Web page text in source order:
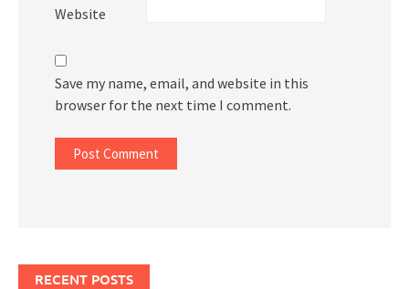
Website
Save my name, email, and website in this
browser for the next time I comment.
RECENT POSTS